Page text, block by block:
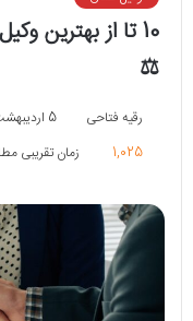
⚖️
رقیه فتاحی 5 اردیبهشت, 1403
1,025
زمان تقریبی مطالعه